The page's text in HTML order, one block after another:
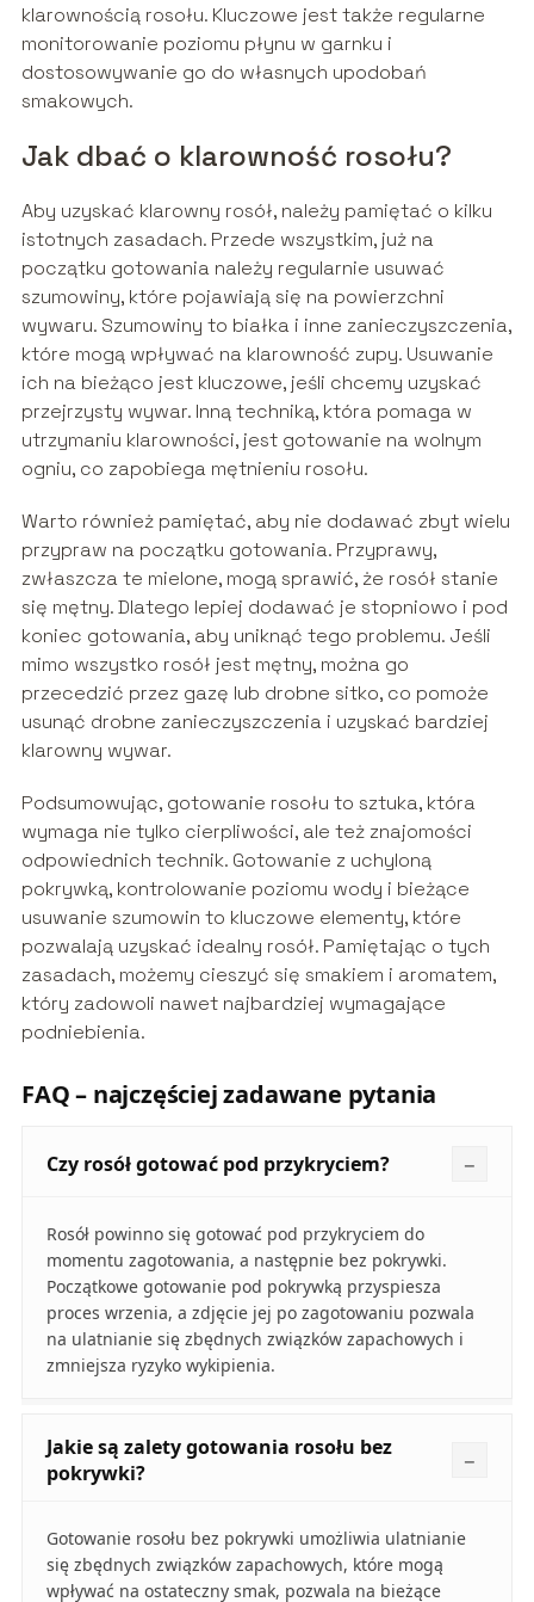
klarownością rosołu. Kluczowe jest także regularne
monitorowanie poziomu płynu w garnku i
dostosowywanie go do własnych upodobań
smakowych.
Jak dbać o klarowność rosołu?
Aby uzyskać klarowny rosół, należy pamiętać o kilku
istotnych zasadach. Przede wszystkim, już na
początku gotowania należy regularnie usuwać
szumowiny, które pojawiają się na powierzchni
wywaru. Szumowiny to białka i inne zanieczyszczenia,
które mogą wpływać na klarowność zupy. Usuwanie
ich na bieżąco jest kluczowe, jeśli chcemy uzyskać
przejrzysty wywar. Inną techniką, która pomaga w
utrzymaniu klarowności, jest gotowanie na wolnym
ogniu, co zapobiega mętnieniu rosołu.
Warto również pamiętać, aby nie dodawać zbyt wielu
przypraw na początku gotowania. Przyprawy,
zwłaszcza te mielone, mogą sprawić, że rosół stanie
się mętny. Dlatego lepiej dodawać je stopniowo i pod
koniec gotowania, aby uniknąć tego problemu. Jeśli
mimo wszystko rosół jest mętny, można go
przecedzić przez gazę lub drobne sitko, co pomoże
usunąć drobne zanieczyszczenia i uzyskać bardziej
klarowny wywar.
Podsumowując, gotowanie rosołu to sztuka, która
wymaga nie tylko cierpliwości, ale też znajomości
odpowiednich technik. Gotowanie z uchyloną
pokrywką, kontrolowanie poziomu wody i bieżące
usuwanie szumowin to kluczowe elementy, które
pozwalają uzyskać idealny rosół. Pamiętając o tych
zasadach, możemy cieszyć się smakiem i aromatem,
który zadowoli nawet najbardziej wymagające
podniebienia.
FAQ – najczęściej zadawane pytania
Czy rosół gotować pod przykryciem?
Rosół powinno się gotować pod przykryciem do
momentu zagotowania, a następnie bez pokrywki.
Początkowe gotowanie pod pokrywką przyspiesza
proces wrzenia, a zdjęcie jej po zagotowaniu pozwala
na ulatnianie się zbędnych związków zapachowych i
zmniejsza ryzyko wykipienia.
Jakie są zalety gotowania rosołu bez
pokrywki?
Gotowanie rosołu bez pokrywki umożliwia ulatnianie
się zbędnych związków zapachowych, które mogą
wpływać na ostateczny smak, pozwala na bieżące